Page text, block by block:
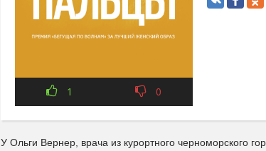
1 0
У Ольги Вернер, врача из курортного черноморского